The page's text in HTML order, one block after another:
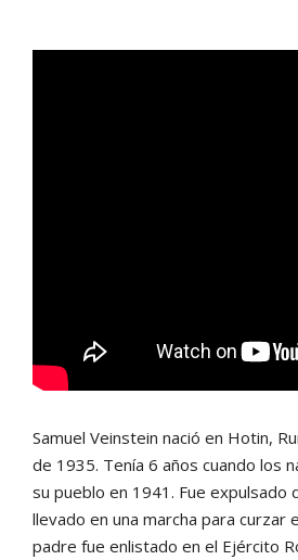
Samuel Veinstein nació en Hotin,
de 1935. Tenía 6 años cuando los
su pueblo en 1941. Fue expulsado
llevado en una marcha para curzar
padre fue enlistado en el Ejército